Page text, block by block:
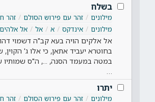
בשלח
מילונים זהר עם פירוש הסולם זהר
מילונים
אינדקס א אל אל
אל אלקים הויה בעא קב"ה דשמוי דהוו
בחוטרא יעביד אתאן, כי אלו ג'
במטה במעמד הסנה, ..., ה"ס
יתרו
מילונים זהר עם פירוש הסולם זהר